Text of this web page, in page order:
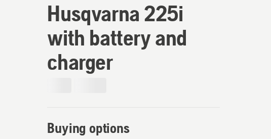
Husqvarna 225i
with battery and
charger
Buying options